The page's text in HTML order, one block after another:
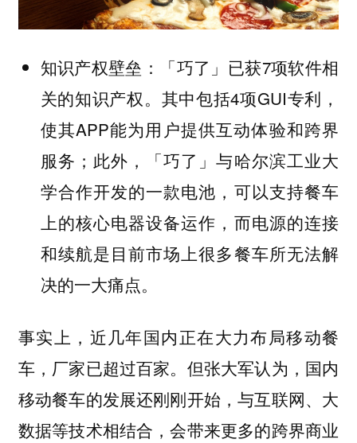
知识产权壁垒：
「巧了」已获7项软件相
关的知识产权。其中包括4项GUI专利，
使其APP能为用户提供互动体验和跨界
服务；此外，
「巧了」与哈尔滨工业大
学合作开发的一款电池，可以支持餐车
上的核心电器设备运作 ，而电源的连接
和续航是目前市场上很多餐车所无法解
决的一大痛点。
事实上，近几年国内正在大力布局移动餐
车，厂家已超过百家。但张大军认为， 国内
移动餐车的发展还刚刚开始，与互联网、大
数据等技术相结合，会带来更多的跨界商业